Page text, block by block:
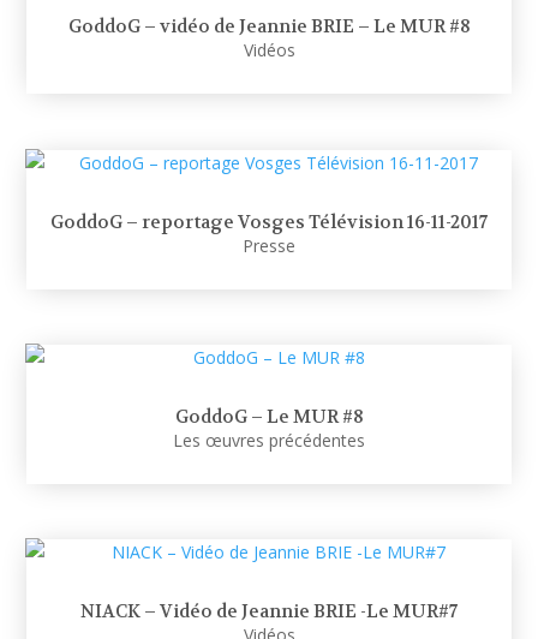
GoddoG – vidéo de Jeannie BRIE – Le MUR #8
Vidéos
GoddoG – reportage Vosges Télévision 16-11-2017
Presse
GoddoG – Le MUR #8
Les œuvres précédentes
NIACK – Vidéo de Jeannie BRIE -Le MUR#7